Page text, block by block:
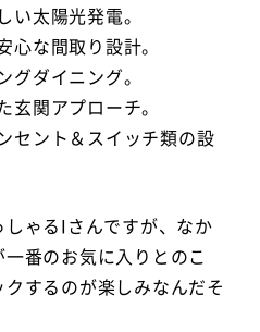
い太陽光発電。
心な間取り設計。
グダイニング。
玄関アプローチ。
セント＆スイッチ類の設
ゃるIさんですが、なか
番のお気に入りとのこ
するのが楽しみなんだそ